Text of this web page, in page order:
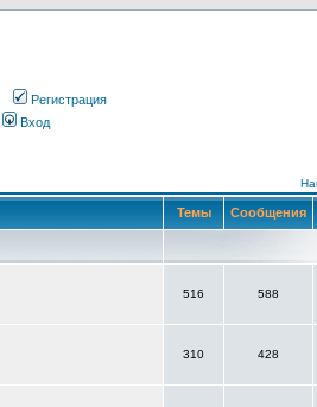
Регистрация
Вход
Темы Сообщения
516 588
310 428